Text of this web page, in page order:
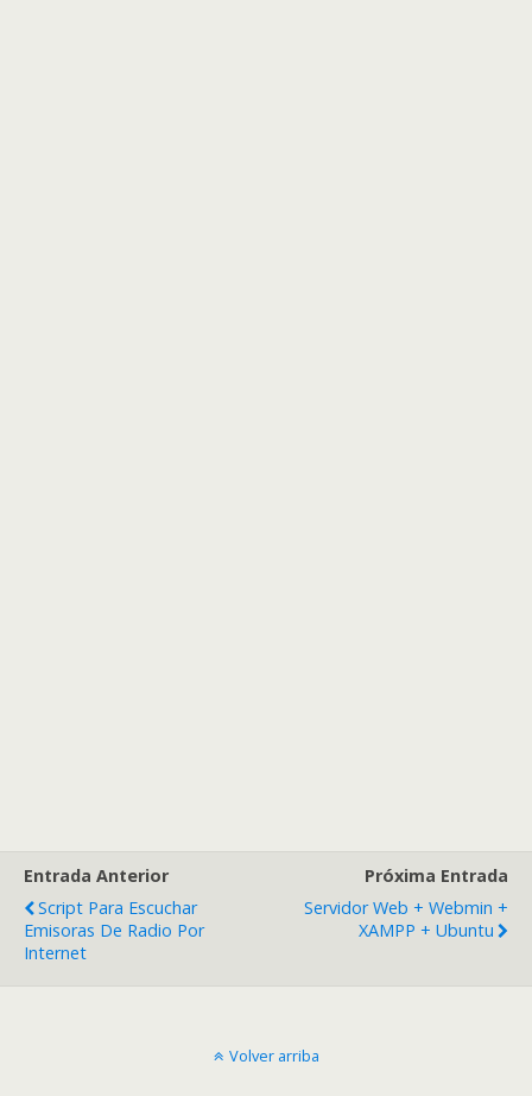
Entrada Anterior
Script Para Escuchar
Emisoras De Radio Por
Internet
Próxima Entrada
Servidor Web + Webmin +
XAMPP + Ubuntu
Volver arriba